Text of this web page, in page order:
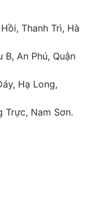
Thanh Trì, Hà
An Phú, Quận
Hạ Long,
Trực, Nam Sơn.